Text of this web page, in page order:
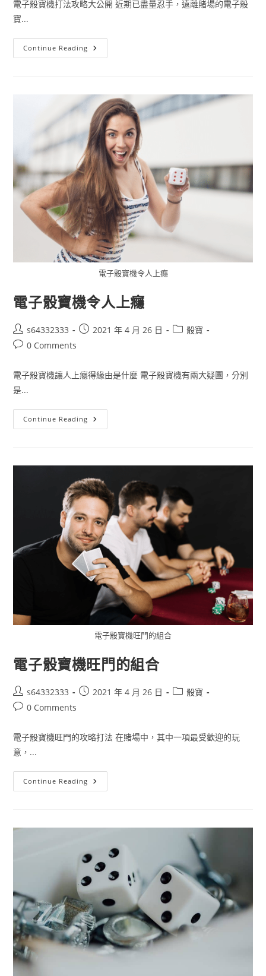
電子骰寶機打法攻略大公開 近期已盡量忍手，遠離賭場的電子骰
寶...
Continue Reading
電子骰寶機令人上癮
電子骰寶機令人上癮
s64332333 2021 年 4 月 26 日
骰寶
0 Comments
電子骰寶機讓人上癮得緣由是什麼 電子骰寶機有兩大疑團，分別
是...
Continue Reading
電子骰寶機旺門的組合
電子骰寶機旺門的組合
s64332333 2021 年 4 月 26 日
骰寶
0 Comments
電子骰寶機旺門的攻略打法 在賭場中，其中一項最受歡迎的玩
意，...
Continue Reading